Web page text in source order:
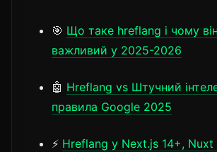
🎯 Що таке hreflang і чому
важливий у 2025-2026
🤖 Hreflang vs Штучний
правила Google 2025
⚡ Hreflang у Next.js 14+,